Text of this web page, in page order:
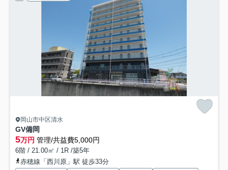
岡山市中区清水
GV備岡
5万円 管理/共益費5,000円
6階 / 21.00㎡ / 1R /築5年
赤穂線「西川原」駅 徒歩33分